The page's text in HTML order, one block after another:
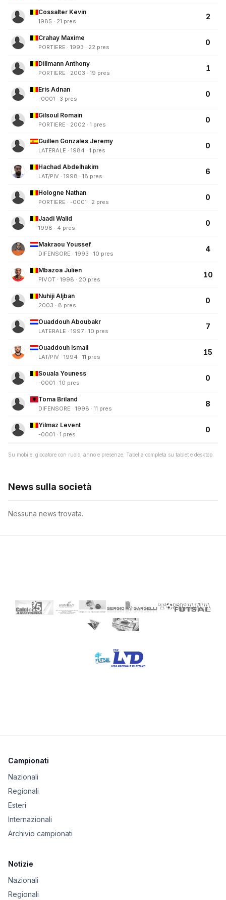
Cossalter Kevin
1985 · 21 pres
2
Crahay Maxime
PORTIERE · 1993 · 22 pres
0
Dillmann Anthony
PORTIERE · 2003 · 19 pres
1
Eris Adnan
-0001 · 3 pres
0
Gilsoul Romain
PORTIERE · 2002 · 1 pres
0
Guillen Gonzales Jeremy
LATERALE · 1984 · 1 pres
0
Hachad Abdelhakim
LAT/PIV · 1998 · 18 pres
6
Hologne Nathan
PORTIERE · -0001 · 2 pres
0
Jaadi Walid
1998 · 4 pres
0
Makraou Youssef
DIFENSORE · 1993 · 10 pres
4
Mbazoa Julien
PIVOT · 1998 · 20 pres
10
Nuhiji Aljban
2003 · 8 pres
0
Ouaddouh Aboubakr
LATERALE · 1997 · 10 pres
7
Ouaddouh Ismail
LAT/PIV · 1994 · 11 pres
15
Souala Youness
-0001 · 10 pres
0
Toma Briland
DIFENSORE · 1998 · 11 pres
8
Yilmaz Levent
-0001 · 1 pres
0
Su mobile: giocatore con ruolo, anno e presenze. Tabella completa su tablet e desktop.
News sulla società
Nessuna news trovata.
Campionati
Nazionali
Regionali
Esteri
Internazionali
Archivio campionati
Notizie
Nazionali
Regionali